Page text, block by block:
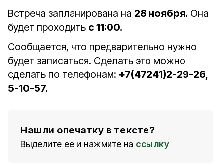
Встреча запланирована на 28 ноября. Она
будет проходить с 11:00.
Сообщается, что предварительно нужно
будет записаться. Сделать это можно
сделать по телефонам: +7(47241)2-29-26,
5-10-57.
Нашли опечатку в тексте?
Выделите ее и нажмите на ссылку